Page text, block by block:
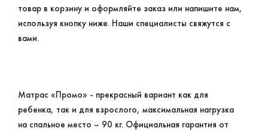
товар в корзину и оформляйте заказ или напишите нам,
используя кнопку ниже. Наши специалисты свяжутся с
вами.
Матрас «Промо» - прекрасный вариант как для
ребенка, так и для взрослого, максимальная нагрузка
на спальное место – 90 кг. Официальная гарантия от